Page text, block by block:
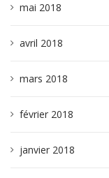
mai 2018
avril 2018
mars 2018
février 2018
janvier 2018